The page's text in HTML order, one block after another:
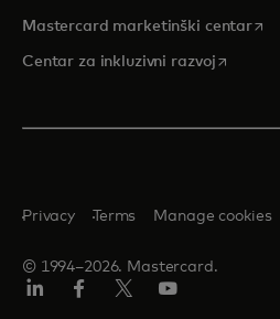
Mastercard marketinški centar
Centar za inkluzivni razvoj opens
© 1994–2026. Mastercard.
Privacy Terms Manage cookies